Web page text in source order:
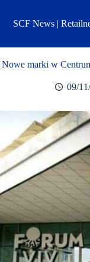
treściSCF News |
Nowe marki w
09/